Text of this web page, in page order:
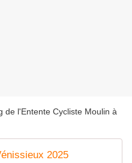
de l'Entente Cycliste Moulin à
2025